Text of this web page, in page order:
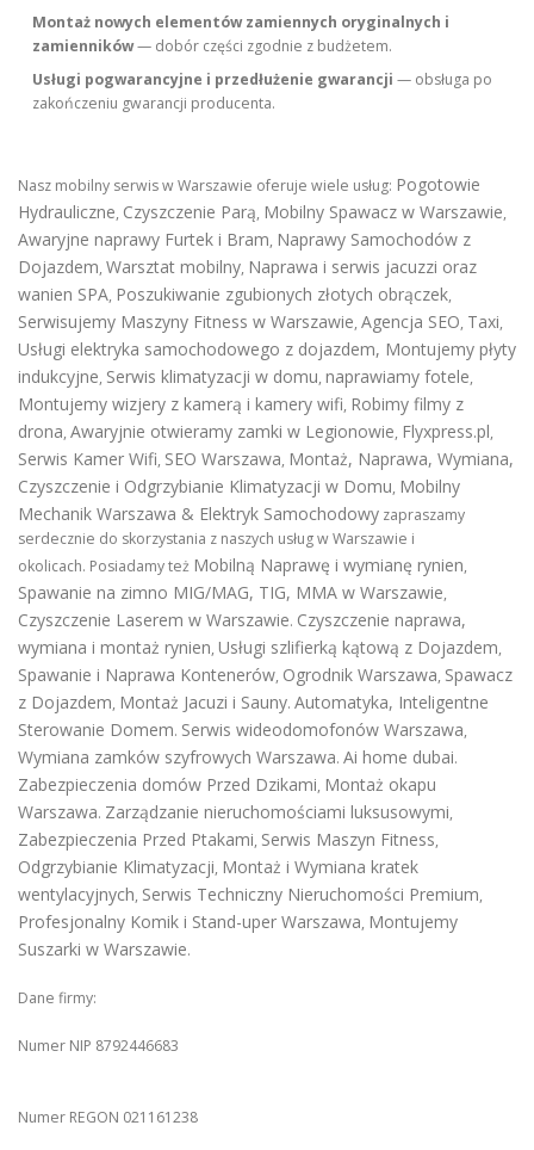
Montaż nowych elementów zamiennych oryginalnych i
zamienników— dobór części zgodnie z budżetem.
Usługi pogwarancyjne i przedłużenie gwarancji — obsługa po
zakończeniu gwarancji producenta.
Nasz mobilny serwis w Warszawie oferuje wiele usług: Pogotowie
Hydrauliczne, Czyszczenie Parą, Mobilny Spawacz w Warszawie,
Awaryjne naprawy Furtek i Bram, Naprawy Samochodów z
Dojazdem, Warsztat mobilny, Naprawa i serwis jacuzzi oraz
wanien SPA, Poszukiwanie zgubionych złotych obrączek,
Serwisujemy Maszyny Fitness w Warszawie, Agencja SEO, Taxi,
Usługi elektryka samochodowego z dojazdem, Montujemy płyty
indukcyjne, Serwis klimatyzacji w domu, naprawiamy fotele,
Montujemy wizjery z kamerą i kamery wifi, Robimy filmy z
drona, Awaryjnie otwieramy zamki w Legionowie, Flyxpress.pl,
Serwis Kamer Wifi, SEO Warszawa, Montaż, Naprawa, Wymiana,
Czyszczenie i Odgrzybianie Klimatyzacji w Domu, Mobilny
Mechanik Warszawa & Elektryk Samochodowy zapraszamy
serdecznie do skorzystania z naszych usług w Warszawie i
okolicach. Posiadamy też Mobilną Naprawę i wymianę rynien,
Spawanie na zimno MIG/MAG, TIG, MMA w Warszawie,
Czyszczenie Laserem w Warszawie. Czyszczenie naprawa,
wymiana i montaż rynien, Usługi szlifierką kątową z Dojazdem,
Spawanie i Naprawa Kontenerów, Ogrodnik Warszawa, Spawacz
z Dojazdem, Montaż Jacuzi i Sauny. Automatyka, Inteligentne
Sterowanie Domem. Serwis wideodomofonów Warszawa,
Wymiana zamków szyfrowych Warszawa. Ai home dubai.
Zabezpieczenia domów Przed Dzikami, Montaż okapu
Warszawa. Zarządzanie nieruchomościami luksusowymi,
Zabezpieczenia Przed Ptakami, Serwis Maszyn Fitness,
Odgrzybianie Klimatyzacji, Montaż i Wymiana kratek
wentylacyjnych, Serwis Techniczny Nieruchomości Premium,
Profesjonalny Komik i Stand-uper Warszawa, Montujemy
Suszarki w Warszawie.
Dane firmy:
Numer NIP 8792446683
Numer REGON 021161238